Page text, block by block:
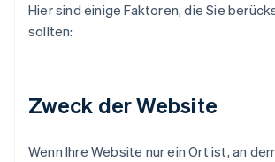
Hier sind einige Faktoren, die Sie
sollten:
Zweck der Website
Wenn Ihre Website nur ein Ort ist, an